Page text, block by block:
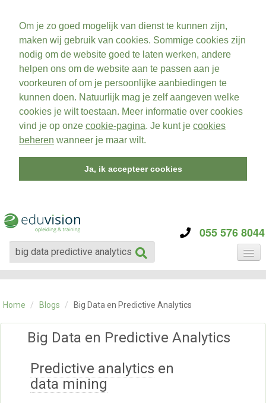
Om je zo goed mogelijk van dienst te kunnen zijn,
maken wij gebruik van cookies. Sommige cookies zijn
nodig om de website goed te laten werken, andere
helpen ons om de website aan te passen aan je
voorkeuren of om je persoonlijke aanbiedingen te
kunnen doen. Natuurlijk mag je zelf aangeven welke
cookies je wilt toestaan. Meer informatie over cookies
vind je op onze cookie-pagina. Je kunt je cookies
beheren wanneer je maar wilt.
Ja, ik accepteer cookies
055 576 8044
CATEGORIE
OVER ONS
CONTACT
SKILLS ALCHEMIST
Home / Blogs / Big Data en Predictive Analytics
Big Data en Predictive Analytics
Predictive analytics en
data mining